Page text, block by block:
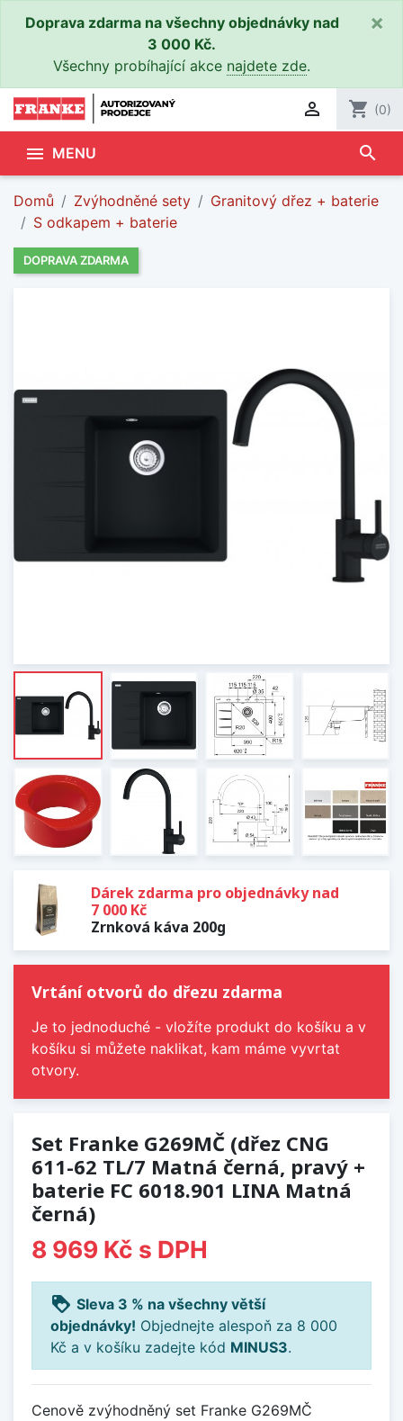
Doprava zdarma na všechny objednávky nad
3 000 Kč.
Všechny probíhající akce najdete zde.
×
 shopping_cart (0)
 MENU search
Domů Zvýhodněné sety
Granitový dřez + baterie
S odkapem + baterie
DOPRAVA ZDARMA
Dárek zdarma pro objednávky nad
7 000 Kč
Zrnková káva 200g
Vrtání otvorů do dřezu zdarma
Je to jednoduché - vložíte produkt do košíku a v
košíku si můžete naklikat, kam máme vyvrtat
otvory.
Set Franke G269MČ (dřez CNG
611-62 TL/7 Matná černá, pravý +
baterie FC 6018.901 LINA Matná
černá)
8 969 Kč s DPH
loyalty Sleva 3 % na všechny větší
objednávky! Objednejte alespoň za 8 000
Kč a v košíku zadejte kód MINUS3.
Cenově zvýhodněný set Franke G269MČ